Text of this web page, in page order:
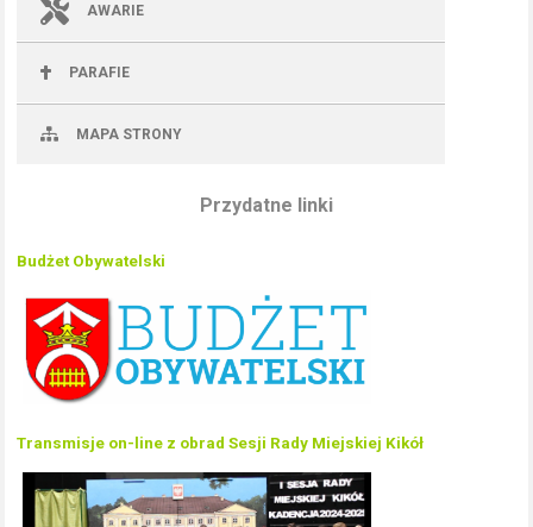
AWARIE
PARAFIE
MAPA STRONY
Przydatne linki
Budżet Obywatelski
Transmisje on-line z obrad Sesji Rady Miejskiej Kikół